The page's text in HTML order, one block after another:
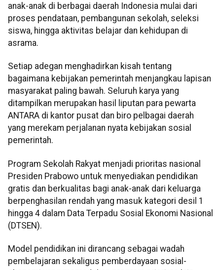
anak-anak di berbagai daerah Indonesia mulai dari
proses pendataan, pembangunan sekolah, seleksi
siswa, hingga aktivitas belajar dan kehidupan di
asrama.
Setiap adegan menghadirkan kisah tentang
bagaimana kebijakan pemerintah menjangkau lapisan
masyarakat paling bawah. Seluruh karya yang
ditampilkan merupakan hasil liputan para pewarta
ANTARA di kantor pusat dan biro pelbagai daerah
yang merekam perjalanan nyata kebijakan sosial
pemerintah.
Program Sekolah Rakyat menjadi prioritas nasional
Presiden Prabowo untuk menyediakan pendidikan
gratis dan berkualitas bagi anak-anak dari keluarga
berpenghasilan rendah yang masuk kategori desil 1
hingga 4 dalam Data Terpadu Sosial Ekonomi Nasional
(DTSEN).
Model pendidikan ini dirancang sebagai wadah
pembelajaran sekaligus pemberdayaan sosial-